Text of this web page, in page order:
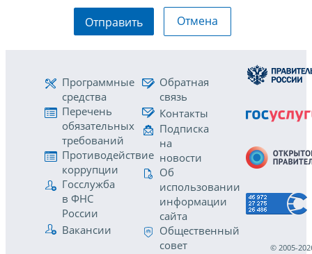
Отправить Отмена
Программные
средства
Перечень
обязательных
требований
Противодействие
коррупции
Госслужба
в ФНС
России
Вакансии
Обратная
связь
Контакты
Подписка
на
новости
Об
использовании
информации
сайта
Общественный
совет
© 2005-